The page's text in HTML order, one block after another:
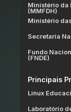
Ministério da
(MMFDH)
Ministério
Secretaria
Fundo
(FNDE)
Principais
Linux
Laboratório